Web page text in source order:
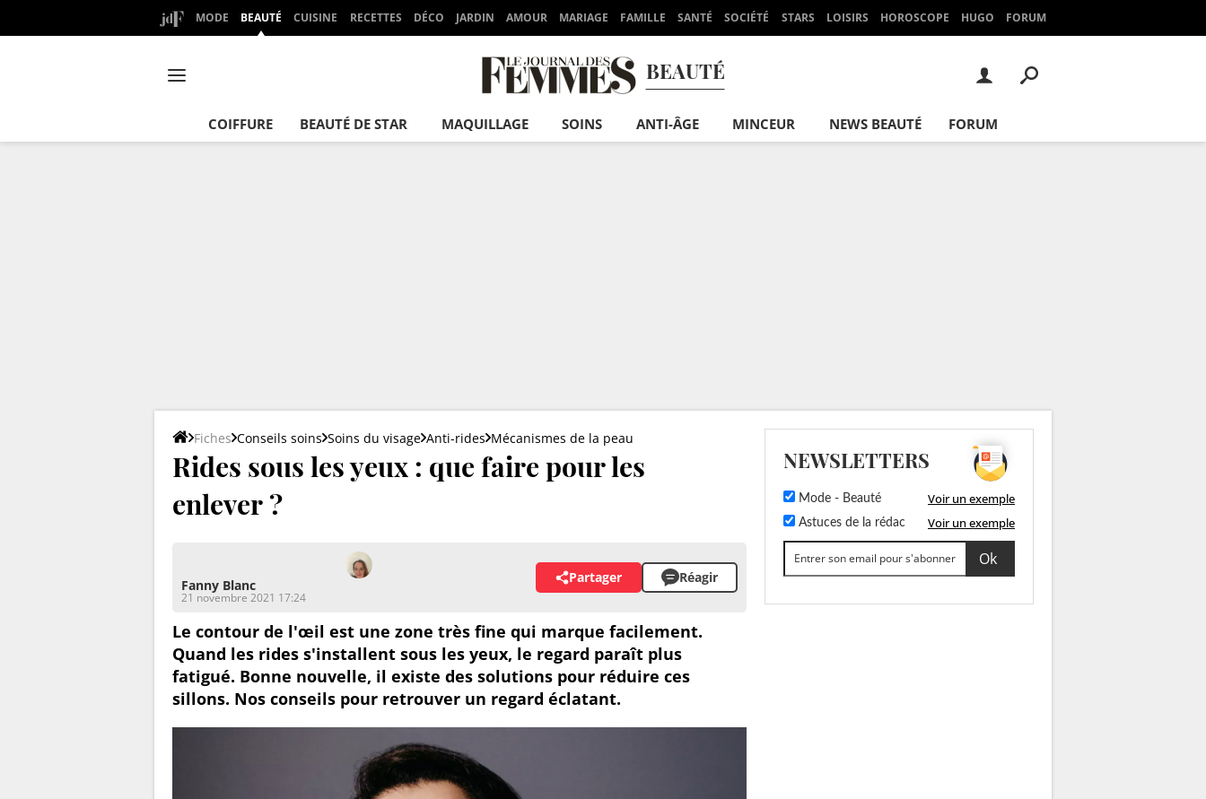
MODE BEAUTÉ CUISINE RECETTES DÉCO JARDIN AMOUR MARIAGE FAMILLE SANTÉ SOCIÉTÉ STARS LOISIRS HOROSCOPE HUGO FORUM
BEAUTÉ
COIFFURE BEAUTÉ DE STAR MAQUILLAGE SOINS ANTI-ÂGE MINCEUR NEWS BEAUTÉ FORUM
Fiches Conseils soins Soins du visage Anti-rides Mécanismes de la peau
Rides sous les yeux : que faire pour les
enlever ?
Fanny Blanc
21 novembre 2021 17:24
Partager Réagir
Le contour de l'œil est une zone très fine qui marque facilement.
Quand les rides s'installent sous les yeux, le regard paraît plus
fatigué. Bonne nouvelle, il existe des solutions pour réduire ces
sillons. Nos conseils pour retrouver un regard éclatant.
NEWSLETTERS
Mode - Beauté Voir un exemple
Astuces de la rédac Voir un exemple